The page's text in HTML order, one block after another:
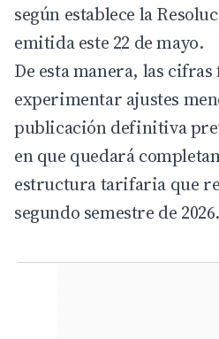
según establece la
emitida este 22 de mayo.
De esta manera, las
experimentar ajustes
publicación definitiva
en que quedará
estructura tarifaria que
segundo semestre de 2026.